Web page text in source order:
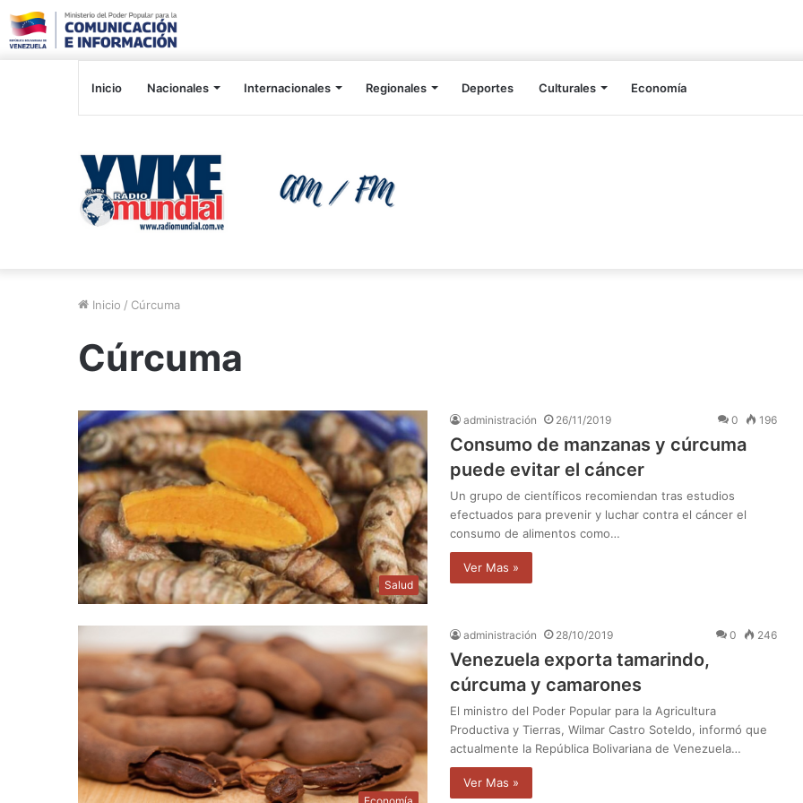
Inicio Nacionales Internacionales Regionales Deportes Culturales Economía
Inicio / Cúrcuma
Cúrcuma
Salud
administración 26/11/2019 0 196
Consumo de manzanas y cúrcuma
puede evitar el cáncer
Un grupo de científicos recomiendan tras estudios
efectuados para prevenir y luchar contra el cáncer el
consumo de alimentos como…
Ver Mas »
administración 28/10/2019 0 246
Venezuela exporta tamarindo,
cúrcuma y camarones
El ministro del Poder Popular para la Agricultura
Productiva y Tierras, Wilmar Castro Soteldo, informó que
actualmente la República Bolivariana de Venezuela…
Ver Mas »